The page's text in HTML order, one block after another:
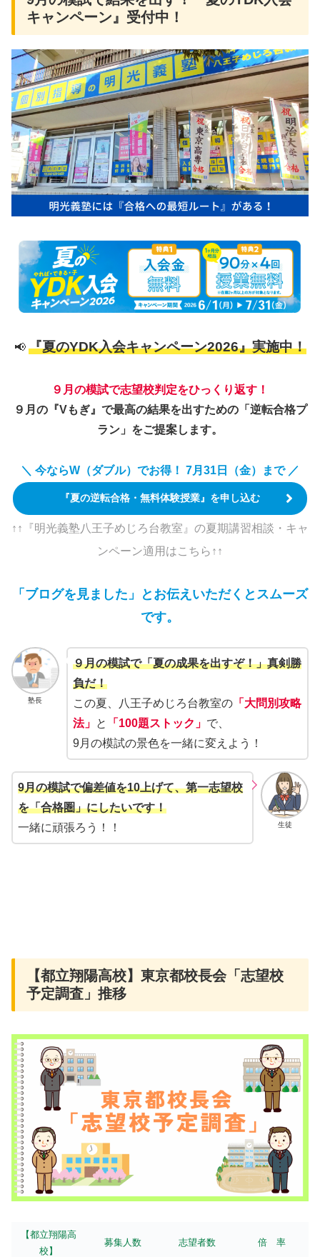
キャンペーン』受付中！
📢 『夏のYDK入会キャンペーン2026』実施中！
９月の模試で志望校判定をひっくり返す！
９月の『Vもぎ』で最高の結果を出すための「逆転合格プ
ラン」をご提案します。
＼ 今ならW（ダブル）でお得！ 7月31日（金）まで ／
『夏の逆転合格・無料体験授業』を申し込む
↑↑『明光義塾八王子めじろ台教室』の夏期講習相談・キャ
ンペーン適用はこちら↑↑
「ブログを見ました」とお伝えいただくとスムーズ
です。
塾長
９月の模試で「夏の成果を出すぞ！」真剣勝
負だ！
この夏、八王子めじろ台教室の「大問別攻略
法」 と 「100題ストック」 で、
9月の模試の景色を一緒に変えよう！
生徒
9月の模試で偏差値を10上げて、第一志望校
を「合格圏」にしたいです！
一緒に頑張ろう！！
【都立翔陽高校】東京都校長会「志望校
予定調査」推移
【都立翔陽高
校】
募集人数 志望者数 倍 率